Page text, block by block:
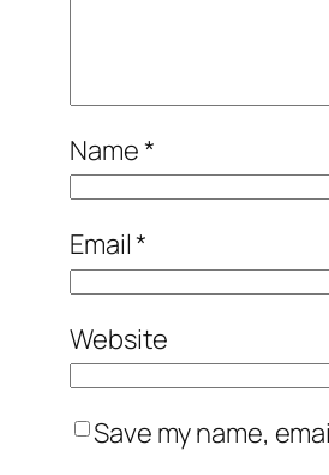
Name*
Email*
Website
Save my name,